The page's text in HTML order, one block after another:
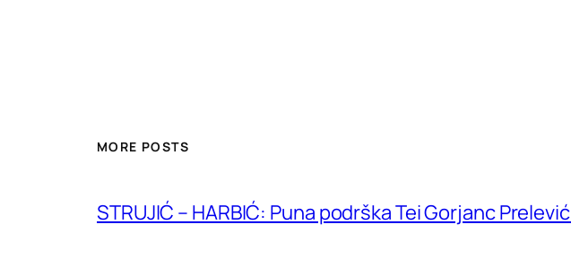
MORE POSTS
STRUJIĆ – HARBIĆ: Puna podrška Tei Gorjanc Prelević